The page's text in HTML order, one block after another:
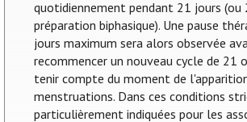
quotidiennement pendant 21 jours (ou
préparation biphasique). Une pause
jours maximum sera alors observée
recommencer un nouveau cycle de 21
tenir compte du moment de
menstruations. Dans ces conditions
particulièrement indiquées pour les